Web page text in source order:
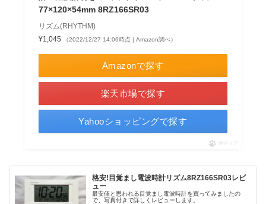
77×120×54mm 8RZ166SR03
リズム(RHYTHM)
¥1,045
（2022/12/27 14:06時点 | Amazon調べ）
Amazonで探す
楽天市場で探す
Yahooショッピングで探す
ポチップ
格安!目覚まし電波時計リズム8RZ166SR03レビ
ュー
最安値と思われる目覚まし電波時計を買ってみましたの
で、写真付きで詳しくレビューします。